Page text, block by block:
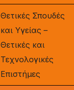
Θετικές Σπουδές
και Υγείας –
Θετικές και
Τεχνολογικές
Επιστήμες